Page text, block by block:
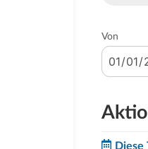
Von
Diese